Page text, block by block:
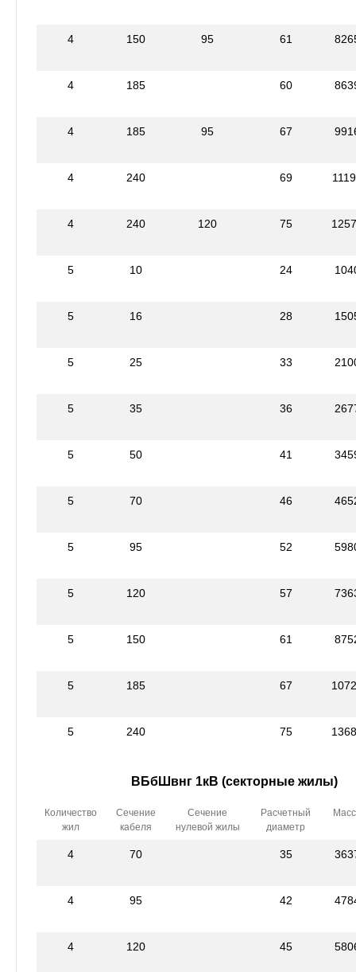
4 150 95 61
4 185 60
4 185 95 67
4 240 69
4 240 120 75
5 10 24
5 16 28
5 25 33
5 35 36
5 50 41
5 70 46
5 95 52
5 120 57
5 150 61
5 185 67
5 240 75
ВБбШвнг 1кВ (секторные жилы)
Количество
жил
Сечение
кабеля
Сечение
нулевой жилы
Расчетный
диаметр
4 70 35
4 95 42
4 120 45